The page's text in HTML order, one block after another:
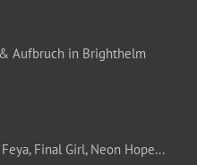
Aufbruch in Brighthelm
Final Girl, Neon Hope...